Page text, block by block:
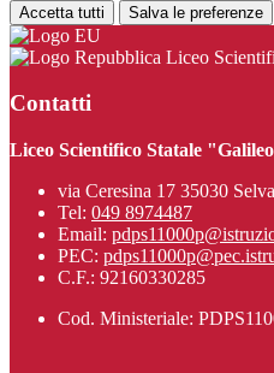
Accetta tutti Salva le preferenze
Liceo
Contatti
Liceo Scientifico Statale
via Ceresina 17 35030
Tel: 049 8974487
Email:
PEC:
C.F.: 92160330285
Cod. Ministeriale: